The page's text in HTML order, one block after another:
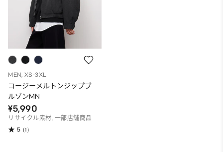
MEN, XS-3XL
コージーメルトンジップブ
ルゾンMN
¥5,990
リサイクル素材, 一部店舗商品
5 (1)